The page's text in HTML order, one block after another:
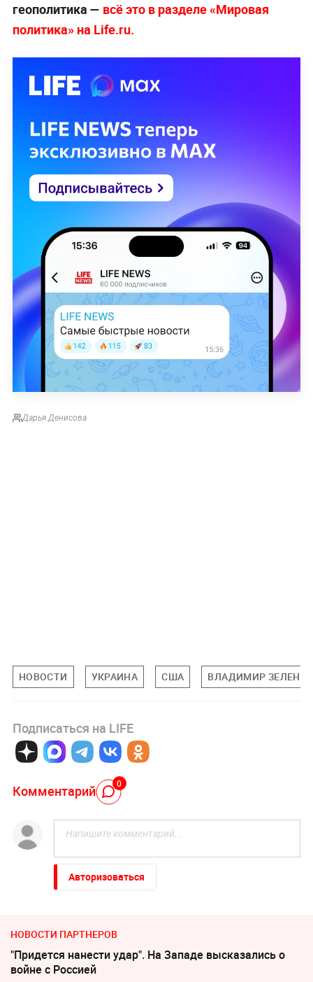
геополитика — всё это в разделе «Мировая
политика» на Life.ru.
Дарья Денисова
НОВОСТИ УКРАИНА США ВЛАДИМИР
Подписаться на LIFE
Комментарий 0
Авторизоваться
НОВОСТИ ПАРТНЕРОВ
"Придется нанести удар". На Западе высказались о
войне с Россией